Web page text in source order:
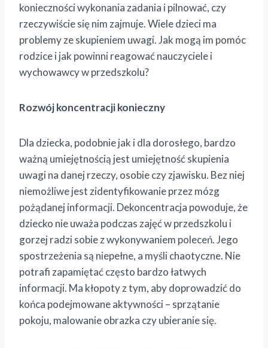
konieczności wykonania zadania i pilnować, czy
rzeczywiście się nim zajmuje. Wiele dzieci ma
problemy ze skupieniem uwagi. Jak mogą im pomóc
rodzice i jak powinni reagować nauczyciele i
wychowawcy w przedszkolu?
Rozwój koncentracji konieczny
Dla dziecka, podobnie jak i dla dorosłego, bardzo
ważną umiejętnością jest umiejętność skupienia
uwagi na danej rzeczy, osobie czy zjawisku. Bez niej
niemożliwe jest zidentyfikowanie przez mózg
pożądanej informacji. Dekoncentracja powoduje, że
dziecko nie uważa podczas zajęć w przedszkolu i
gorzej radzi sobie z wykonywaniem poleceń. Jego
spostrzeżenia są niepełne, a myśli chaotyczne. Nie
potrafi zapamiętać często bardzo łatwych
informacji. Ma kłopoty z tym, aby doprowadzić do
końca podejmowane aktywności – sprzątanie
pokoju, malowanie obrazka czy ubieranie się.